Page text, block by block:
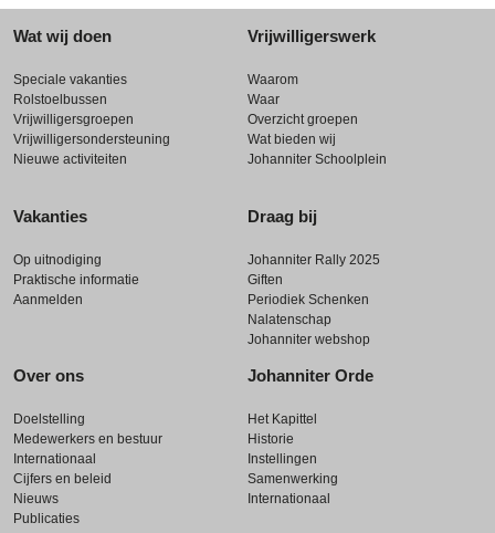
Wat wij doen
Speciale vakanties
Rolstoelbussen
Vrijwilligersgroepen
Vrijwilligersondersteuning
Nieuwe activiteiten
Vakanties
Op uitnodiging
Praktische informatie
Aanmelden
Vrijwilligerswerk
Waarom
Waar
Overzicht groepen
Wat bieden wij
Johanniter Schoolplein
Draag bij
Johanniter Rally 2025
Giften
Periodiek Schenken
Nalatenschap
Johanniter webshop
Over ons
Doelstelling
Medewerkers en bestuur
Internationaal
Cijfers en beleid
Nieuws
Publicaties
Johanniter Orde
Het Kapittel
Historie
Instellingen
Samenwerking
Internationaal